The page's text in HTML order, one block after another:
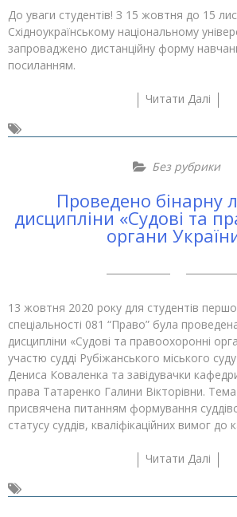
До уваги студентів! З 15 жовтня до 15
Східноукраїнському національному
запроваджено дистанційну форму
посиланням.
Читати Далі
Без рубрики
Проведено бінарну
дисципліни «Судові та
органи
13 жовтня 2020 року для студентів
спеціальності 081 “Право” була
дисципліни «Судові та правоохоронні
участю судді Рубіжанського міського
Дениса Коваленка та завідувачки
права Татаренко Галини Вікторівни.
присвячена питанням формування
статусу суддів, кваліфікаційних вимог до
Читати Далі